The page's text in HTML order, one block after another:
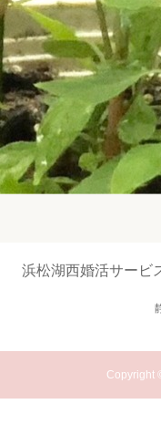
浜松湖西婚活サー
Copyright